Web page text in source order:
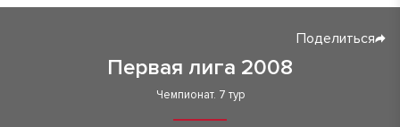
Первая лига 2008
Поделиться
Чемпионат. 7 тур